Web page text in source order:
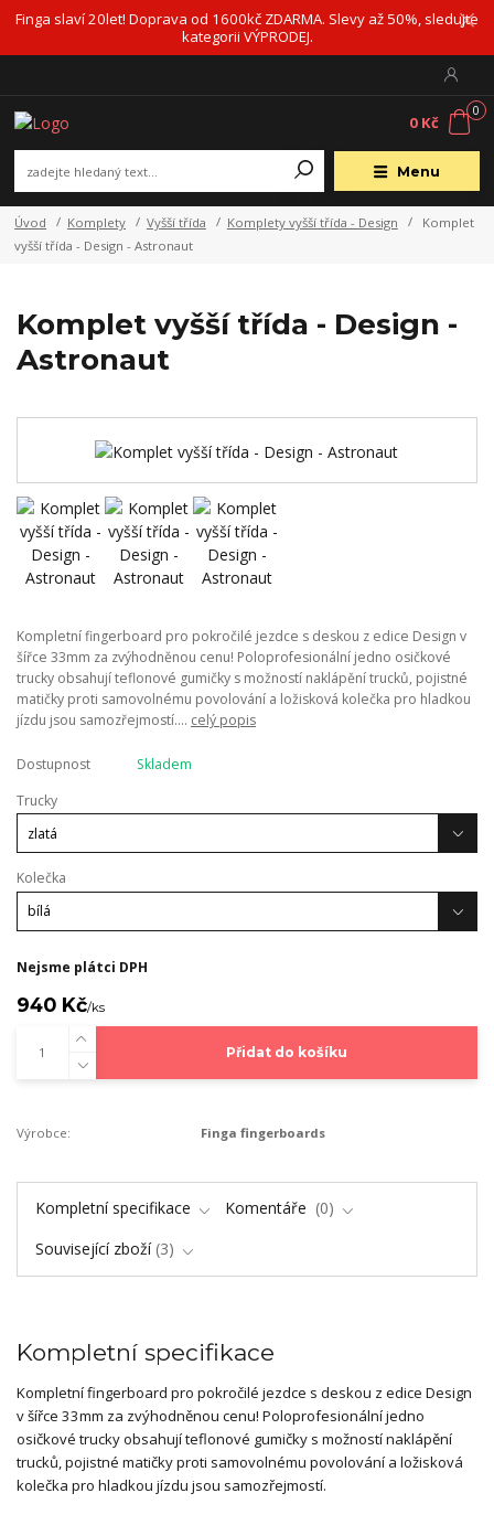
Finga slaví 20let! Doprava od 1600kč ZDARMA. Slevy až 50%, sledujte
kategorii VÝPRODEJ.
Menu
0
0 Kč
Úvod Komplety Vyšší třída Komplety vyšší třída - Design
Komplet
vyšší třída - Design - Astronaut
Komplet vyšší třída - Design -
Astronaut
Kompletní fingerboard pro pokročilé jezdce s deskou z edice Design v
šířce 33mm za zvýhodněnou cenu! Poloprofesionální jedno osičkové
trucky obsahují teflonové gumičky s možností naklápění trucků, pojistné
matičky proti samovolnému povolování a ložisková kolečka pro hladkou
jízdu jsou samozřejmostí.... celý popis
Dostupnost
Skladem
Trucky
Kolečka
Nejsme plátci DPH
940 Kč/ks
Přidat do košíku
Výrobce: Finga fingerboards
Kompletní specifikace Komentáře
0
Související zboží 3
Kompletní specifikace
Kompletní fingerboard pro pokročilé jezdce s deskou z edice Design
v šířce 33mm za zvýhodněnou cenu! Poloprofesionální jedno
osičkové trucky obsahují teflonové gumičky s možností naklápění
trucků, pojistné matičky proti samovolnému povolování a ložisková
kolečka pro hladkou jízdu jsou samozřejmostí.